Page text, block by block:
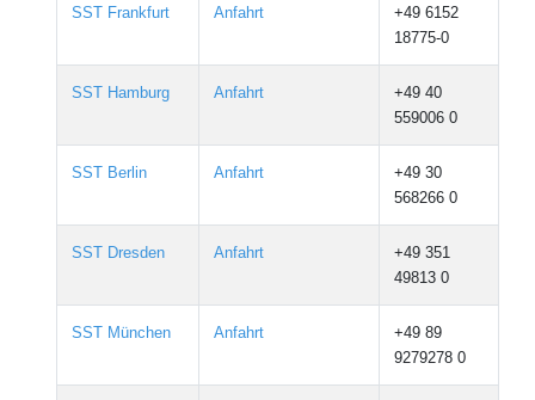
SST Frankfurt Anfahrt
+49 6152
18775-0
SST Hamburg Anfahrt
+49 40
559006 0
SST Berlin Anfahrt
+49 30
568266 0
SST Dresden Anfahrt
+49 351
49813 0
SST München Anfahrt
+49 89
9279278 0